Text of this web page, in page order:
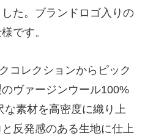
た。ブランドロゴ入りの
です。
コレクションからピック
ヴァージンウール100%
素材を高密度に織り上
反発感のある生地に仕上